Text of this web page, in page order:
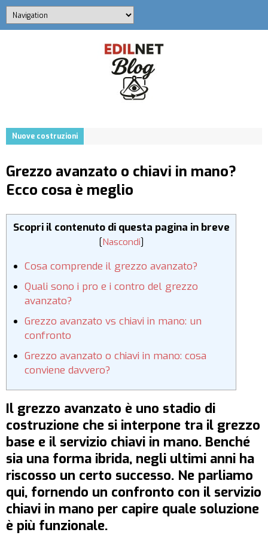
Nuove costruzioni
Grezzo avanzato o chiavi in mano?
Ecco cosa è meglio
Scopri il contenuto di questa pagina in breve
[Nascondi]
Cosa comprende il grezzo avanzato?
Quali sono i pro e i contro del grezzo
avanzato?
Grezzo avanzato vs chiavi in mano: un
confronto
Grezzo avanzato o chiavi in mano: cosa
conviene davvero?
Il grezzo avanzato è uno stadio di
costruzione che si interpone tra il grezzo
base e il servizio chiavi in mano. Benché
sia una forma ibrida, negli ultimi anni ha
riscosso un certo successo. Ne parliamo
qui, fornendo un confronto con il servizio
chiavi in mano per capire quale soluzione
è più funzionale.